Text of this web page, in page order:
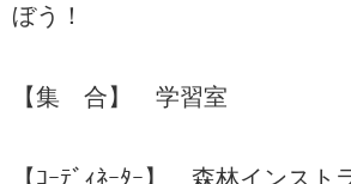
ぼう！
【集 合】 学習室
【ｺｰﾃﾞｨﾈｰﾀｰ】 森林インス